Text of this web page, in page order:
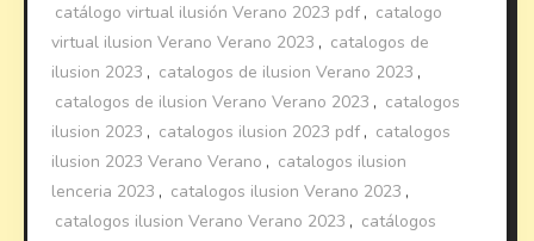
catálogo virtual ilusión Verano 2023 pdf , catalogo
virtual ilusion Verano Verano 2023 , catalogos de
ilusion 2023 , catalogos de ilusion Verano 2023 ,
catalogos de ilusion Verano Verano 2023 , catalogos
ilusion 2023 , catalogos ilusion 2023 pdf , catalogos
ilusion 2023 Verano Verano , catalogos ilusion
lenceria 2023 , catalogos ilusion Verano 2023 ,
catalogos ilusion Verano Verano 2023 , catálogos